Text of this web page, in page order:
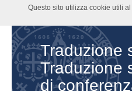
Traduzione
Traduzione
di
Questo sito utilizza cookie utili